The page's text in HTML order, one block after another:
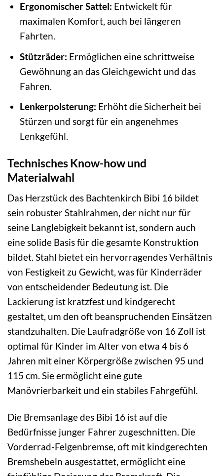
Ergonomischer Sattel: Entwickelt für
maximalen Komfort, auch bei längeren
Fahrten.
Stützräder: Ermöglichen eine schrittweise
Gewöhnung an das Gleichgewicht und das
Fahren.
Lenkerpolsterung: Erhöht die Sicherheit bei
Stürzen und sorgt für ein angenehmes
Lenkgefühl.
Technisches Know-how und
Materialwahl
Das Herzstück des Bachtenkirch Bibi 16 bildet
sein robuster Stahlrahmen, der nicht nur für
seine Langlebigkeit bekannt ist, sondern auch
eine solide Basis für die gesamte Konstruktion
bildet. Stahl bietet ein hervorragendes Verhältnis
von Festigkeit zu Gewicht, was für Kinderräder
von entscheidender Bedeutung ist. Die
Lackierung ist kratzfest und kindgerecht
gestaltet, um den oft beanspruchenden Einsätzen
standzuhalten. Die Laufradgröße von 16 Zoll ist
optimal für Kinder im Alter von etwa 4 bis 6
Jahren mit einer Körpergröße zwischen 95 und
115 cm. Sie ermöglicht eine gute
Manövrierbarkeit und ein stabiles Fahrgefühl.
Die Bremsanlage des Bibi 16 ist auf die
Bedürfnisse junger Fahrer zugeschnitten. Die
Vorderrad-Felgenbremse, oft mit kindgerechten
Bremshebeln ausgestattet, ermöglicht eine